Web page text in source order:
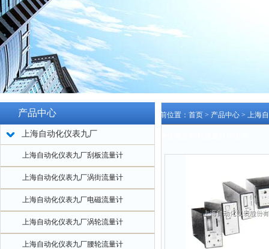
产品中心
上海自动化仪表九厂
上海自动化仪表九厂刮板流量计
上海自动化仪表九厂涡街流量计
上海自动化仪表九厂电磁流量计
上海自动化仪表九厂涡轮流量计
上海自动化仪表九厂腰轮流量计
当前位置： 首页 > 产品中心 > 上海